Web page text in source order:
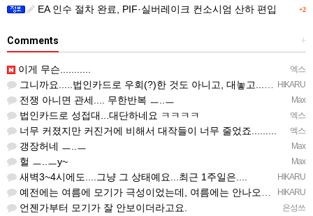
+2
EA 인수 절차 완료, PIF·실버레이크 컨소시엄 산하 편입
+
Comments
엑스
이게 무슨...........
HIKARU
그니까요.....법인카드로 우회(?)한 것도 아니고, 대놓고...ㅋ ㅋ)
Max
전쟁 아니면 관세.... 무한반복 ㅡ..ㅡ
엑스
법인카드로 성접대...대단하네요 ㅋㅋㅋㅋ
엑스
너무 커졌지만 커진거에 비해서 대작들이 너무 줄었죠.........
Max
갱장허네 ㅡ..ㅡ
Max
헐 ㅡ..ㅡy~
HIKARU
새벽3~4시에도....그냥 그 상태예요...최근 1주일은....
HIKARU
예전에는 여름에 모기가 극성이었는데, 여름에는 안나오는 것 같은.....ㅎ ㅎ)
은성쓰
언젠가부터 모기가 잘 안보이더라고요.